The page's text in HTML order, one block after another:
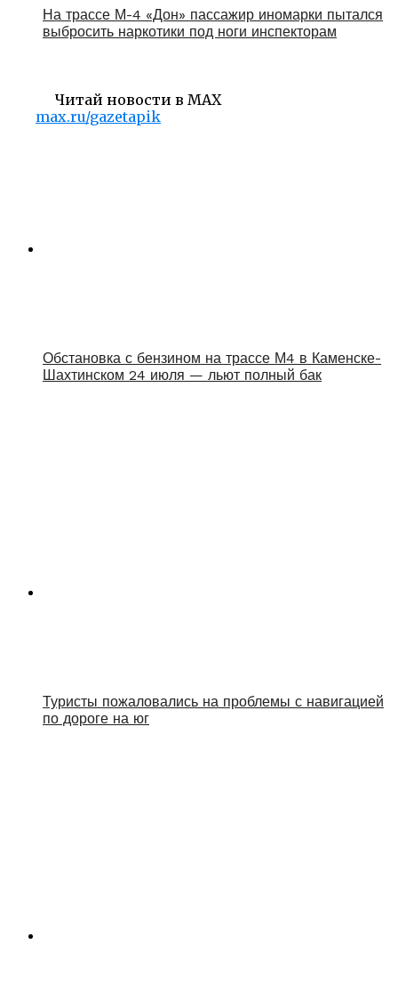
Читай новости в MAX
max.ru/gazetapik
На трассе М-4 «Дон» пассажир иномарки пытался
выбросить наркотики под ноги инспекторам
Обстановка с бензином на трассе М4 в Каменске-
Шахтинском 24 июля — льют полный бак
Туристы пожаловались на проблемы с навигацией
по дороге на юг